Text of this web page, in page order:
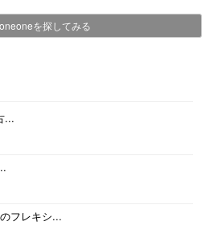
を探してみる
...
フレキシ...